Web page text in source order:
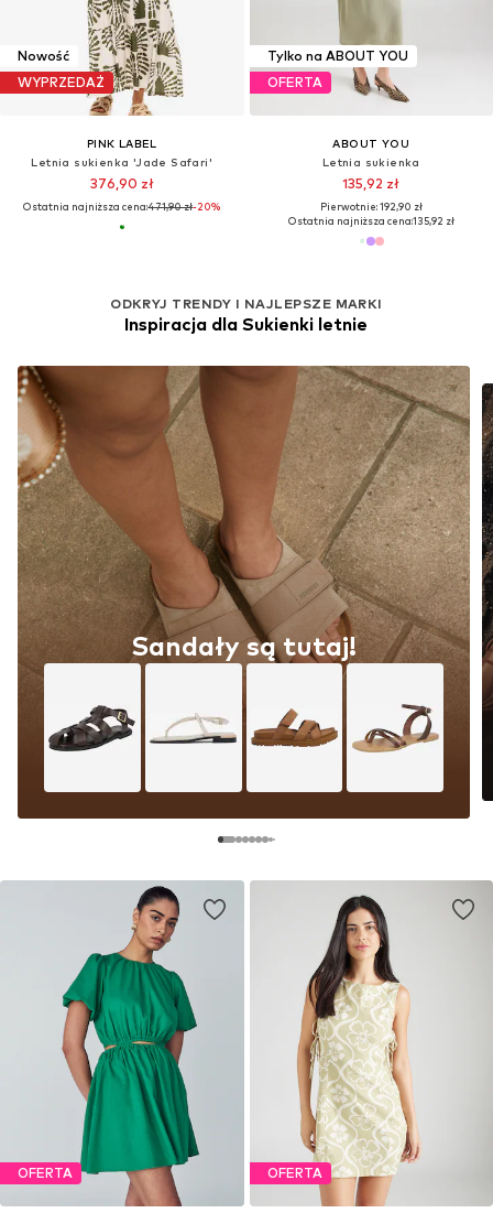
Nowość
WYPRZEDAŻ
PINK LABEL
Letnia sukienka 'Jade Safari'
376,90 zł
Ostatnia najniższa cena:471,90 zł-20%
ODKRYJ TRENDY I NAJLEPSZE MARKI
Inspiracja dla Sukienki letnie
Sandały są tutaj!
Tylko na ABOUT YOU
OFERTA
ABOUT YOU
Letnia sukienka
135,92 zł
Pierwotnie: 192,90 zł
Ostatnia najniższa cena:135,92 zł
OFERTA OFERTA